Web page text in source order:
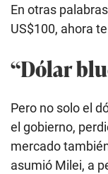
En otras
US$100, ahora
“Dólar
Pero no solo el
el gobierno,
mercado
asumió Milei, a